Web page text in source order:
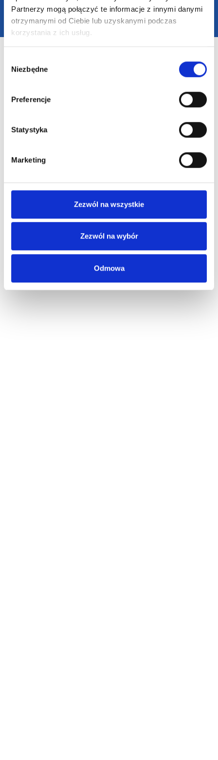
Partnerzy mogą połączyć te informacje z innymi danymi
otrzymanymi od Ciebie lub uzyskanymi podczas
korzystania z ich usług.
zgody
Niezbędne
Preferencje
Statystyka
Marketing
Zezwól na wszystkie
Zezwól na wybór
Odmowa
design byVENTI